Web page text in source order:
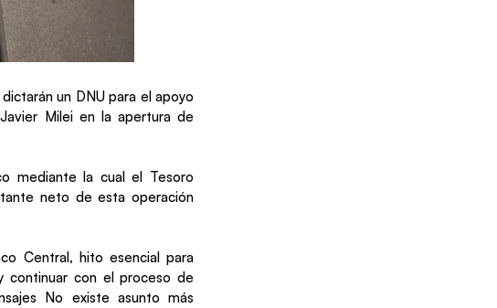
un DNU para el apoyo
Milei en la apertura de
mediante la cual el Tesoro
neto de esta operación
Central, hito esencial para
continuar con el proceso de
No existe asunto más